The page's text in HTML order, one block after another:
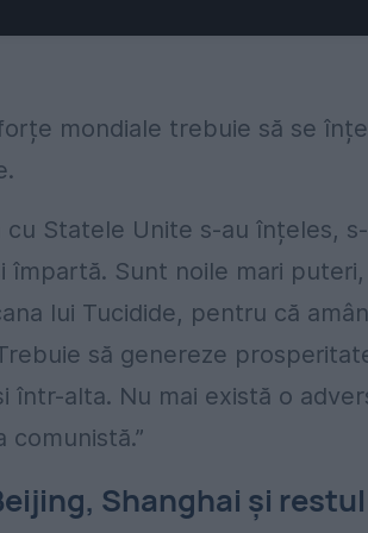
mondiale trebuie să se
cu Statele Unite s-au înțeles,
împartă. Sunt noile mari
lui Tucidide, pentru că
să genereze
alta. Nu mai există o
comunistă.”
Shanghai și